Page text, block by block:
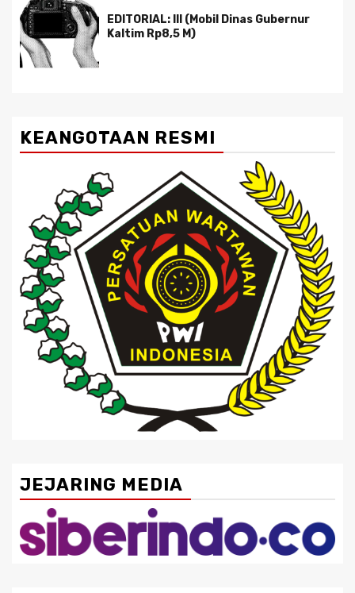
EDITORIAL: III (Mobil Dinas Gubernur
Kaltim Rp8,5 M)
KEANGOTAAN RESMI
JEJARING MEDIA